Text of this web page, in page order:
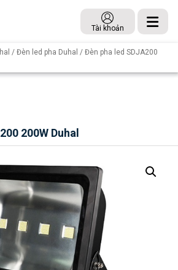
Tài khoản
/ Đèn led pha Duhal / Đèn pha led SDJA200
200W Duhal